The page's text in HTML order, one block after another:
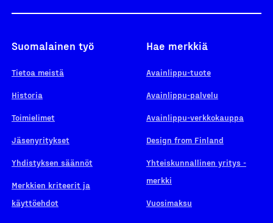
Suomalainen työ
Tietoa meistä
Historia
Toimielimet
Jäsenyritykset
Yhdistyksen säännöt
Merkkien kriteerit ja
käyttöehdot
Hae merkkiä
Avainlippu-tuote
Avainlippu-palvelu
Avainlippu-verkkokauppa
Design from Finland
Yhteiskunnallinen yritys -
merkki
Vuosimaksu